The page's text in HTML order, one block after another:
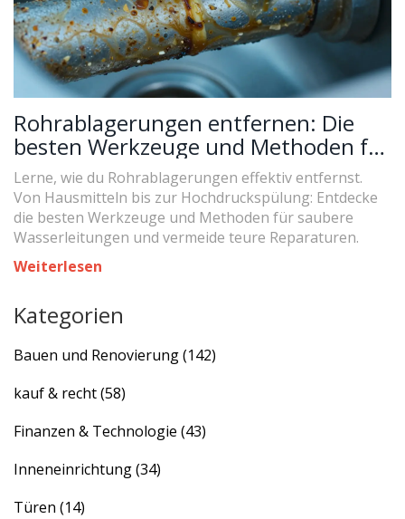
Rohrablagerungen entfernen: Die
besten Werkzeuge und Methoden für
saubere Leitungen
Lerne, wie du Rohrablagerungen effektiv entfernst.
Von Hausmitteln bis zur Hochdruckspülung: Entdecke
die besten Werkzeuge und Methoden für saubere
Wasserleitungen und vermeide teure Reparaturen.
Weiterlesen
Kategorien
Bauen und Renovierung(142)
kauf & recht(58)
Finanzen & Technologie (43)
Inneneinrichtung(34)
Türen (14)